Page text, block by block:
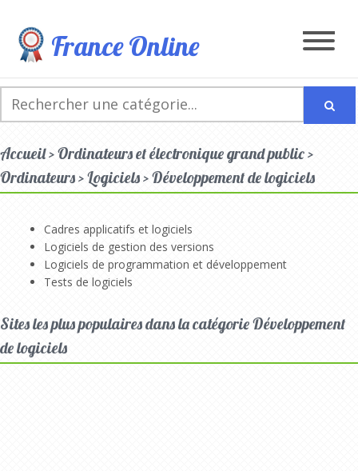
France Online
Accueil > Ordinateurs et électronique grand public >
Ordinateurs > Logiciels > Développement de logiciels
Cadres applicatifs et logiciels
Logiciels de gestion des versions
Logiciels de programmation et développement
Tests de logiciels
Sites les plus populaires dans la catégorie Développement
de logiciels